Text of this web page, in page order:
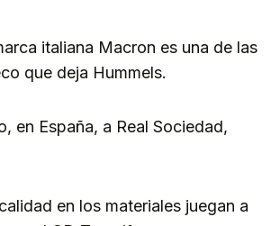
italiana Macron es una de las
que deja Hummels.
en España, a Real Sociedad,
en los materiales juegan a